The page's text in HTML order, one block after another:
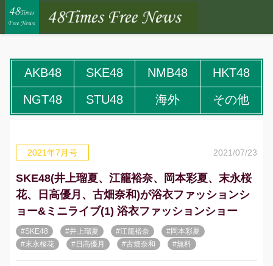
AKB48 SKE48 NMB48
HKT48
NGT48
STU48 海外 その他
2021年7月号 2021/07/23
SKE48(井上瑠夏、江籠裕奈、岡本彩夏、末永桜
花、日高優月、古畑奈和)が浴衣ファッションシ
ョー&ミニライブ(1) 浴衣ファッションショー
#SKE48 #井上瑠夏 #江籠裕奈
#岡本彩夏
#末永桜花
#日高優月 #古畑奈和 #無料